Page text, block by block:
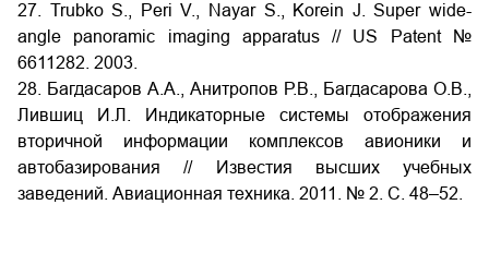
27. Trubko S., Peri V., Nayar S., Korein J. Super wide-
angle panoramic imaging apparatus // US Patent №
6611282. 2003.
28. Багдасаров А.А., Анитропов Р.В., Багдасарова О.В.,
Лившиц И.Л. Индикаторные системы отображения
вторичной информации комплексов авионики и
автобазирования // Известия высших учебных
заведений. Авиационная техника. 2011. № 2. С. 48–52.